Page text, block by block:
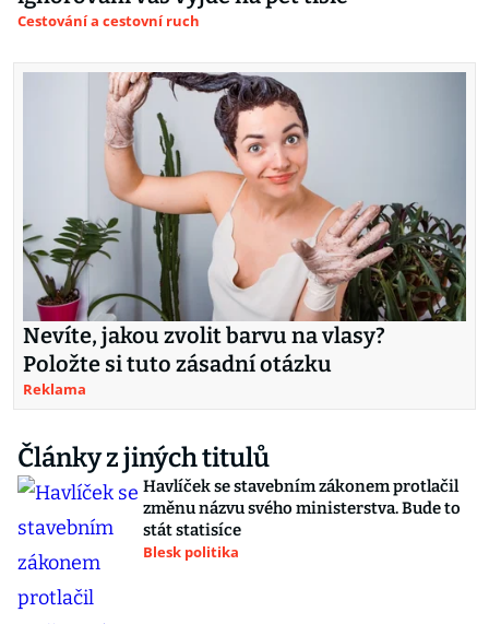
Cestování a cestovní ruch
Nevíte, jakou zvolit barvu na vlasy?
Položte si tuto zásadní otázku
Reklama
Články z jiných titulů
Havlíček se stavebním zákonem protlačil
změnu názvu svého ministerstva. Bude to
stát statisíce
Blesk politika